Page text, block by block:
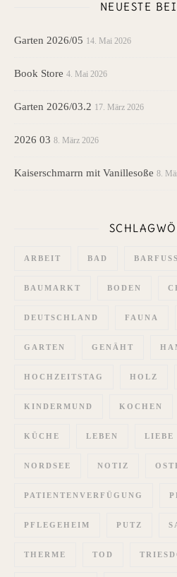
NEUESTE
Garten 2026/05 14. Mai 2026
Book Store 4. Mai 2026
Garten 2026/03.2 17. März 2026
2026 03 8. März 2026
Kaiserschmarrn mit Vanillesoße 8.
ARBEIT BAD
BAUMARKT BODEN
DEUTSCHLAND FAUNA
GARTEN GENÄHT
HOCHZEITSTAG HOLZ
KINDERMUND KOCHEN
KÜCHE LEBEN LIEBE
NORDSEE NOTIZ
PATIENTENVERFÜGUNG
PFLEGEHEIM PUTZ
THERME TOD